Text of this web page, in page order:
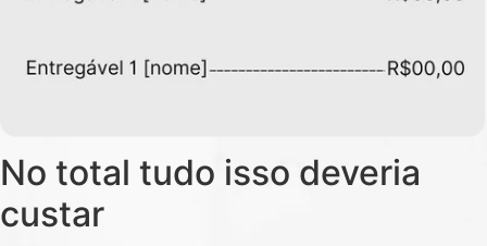
No total tudo isso deveria
custar